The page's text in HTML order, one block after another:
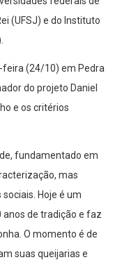
(UFSJ) e do Instituto
feira (24/10) em Pedra
do projeto Daniel
e os critérios
fundamentado em
mas
Hoje é um
de tradição e faz
O momento é de
suas queijarias e